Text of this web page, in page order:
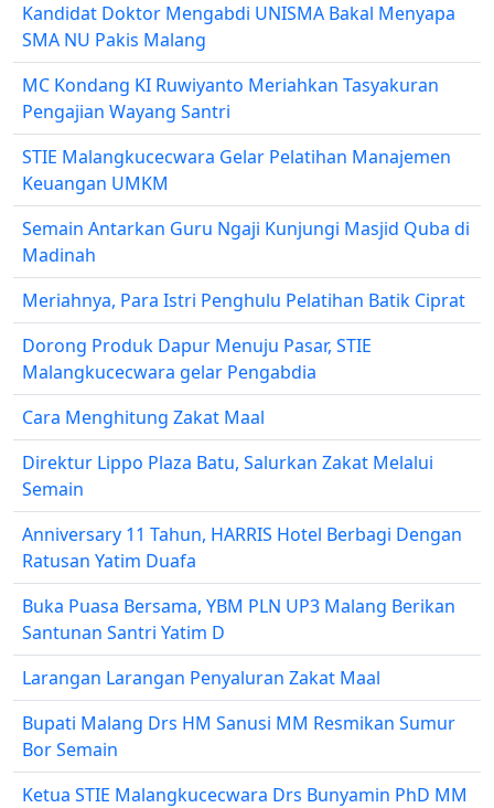
Kandidat Doktor Mengabdi UNISMA Bakal Menyapa
SMA NU Pakis Malang
MC Kondang KI Ruwiyanto Meriahkan Tasyakuran
Pengajian Wayang Santri
STIE Malangkucecwara Gelar Pelatihan Manajemen
Keuangan UMKM
Semain Antarkan Guru Ngaji Kunjungi Masjid Quba di
Madinah
Meriahnya, Para Istri Penghulu Pelatihan Batik Ciprat
Dorong Produk Dapur Menuju Pasar, STIE
Malangkucecwara gelar Pengabdia
Cara Menghitung Zakat Maal
Direktur Lippo Plaza Batu, Salurkan Zakat Melalui
Semain
Anniversary 11 Tahun, HARRIS Hotel Berbagi Dengan
Ratusan Yatim Duafa
Buka Puasa Bersama, YBM PLN UP3 Malang Berikan
Santunan Santri Yatim D
Larangan Larangan Penyaluran Zakat Maal
Bupati Malang Drs HM Sanusi MM Resmikan Sumur
Bor Semain
Ketua STIE Malangkucecwara Drs Bunyamin PhD MM